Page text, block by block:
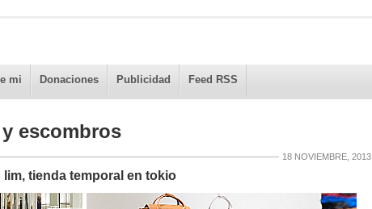
mi Donaciones Publicidad Feed RSS
escombros
18 NOVIEMBRE, 2013
tienda temporal en tokio